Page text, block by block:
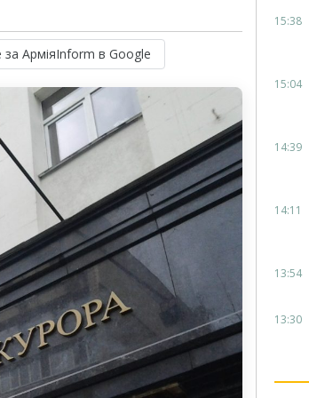
за АрміяInform в Google
15:38
15:04
14:39
14:11
13:54
13:30